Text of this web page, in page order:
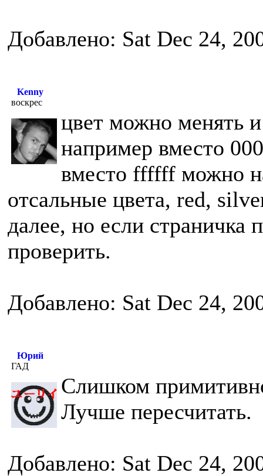
Добавлено: Sat Dec 24,
Kenny
воскрес
цвет можно менять
например вместо
вместо ffffff можно
отсальные цвета, red,
далее, но если
проверить.
Добавлено: Sat Dec 24,
Юрий
ГАД
Слишком
Лучше пересчитать.
Добавлено: Sat Dec 24,